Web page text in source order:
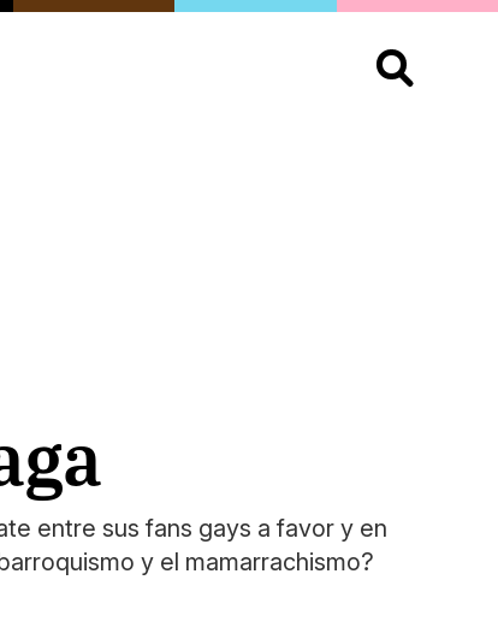
Buscar:
entre sus fans gays a favor y en
y el mamarrachismo?